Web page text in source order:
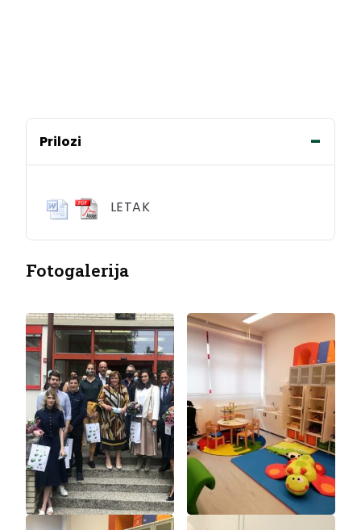
Prilozi
LETAK
Fotogalerija